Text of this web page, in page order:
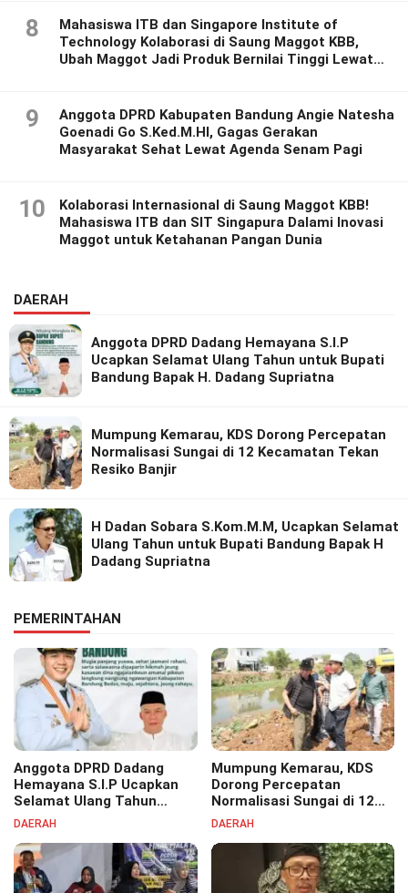
8
Mahasiswa ITB dan Singapore Institute of
Technology Kolaborasi di Saung Maggot KBB,
Ubah Maggot Jadi Produk Bernilai Tinggi Lewat
9
Anggota DPRD Kabupaten Bandung Angie Natesha
Goenadi Go S.Ked.M.HI, Gagas Gerakan
Masyarakat Sehat Lewat Agenda Senam Pagi
10
Kolaborasi Internasional di Saung Maggot KBB!
Mahasiswa ITB dan SIT Singapura Dalami Inovasi
Maggot untuk Ketahanan Pangan Dunia
DAERAH
Anggota DPRD Dadang Hemayana S.I.P
Ucapkan Selamat Ulang Tahun untuk Bupati
Bandung Bapak H. Dadang Supriatna
Mumpung Kemarau, KDS Dorong Percepatan
Normalisasi Sungai di 12 Kecamatan Tekan
Resiko Banjir
H Dadan Sobara S.Kom.M.M, Ucapkan Selamat
Ulang Tahun untuk Bupati Bandung Bapak H
Dadang Supriatna
PEMERINTAHAN
Anggota DPRD Dadang
Hemayana S.I.P Ucapkan
Selamat Ulang Tahun
untuk Bupati Bandung
DAERAH
Mumpung Kemarau, KDS
Dorong Percepatan
Normalisasi Sungai di 12
Kecamatan Tekan Resiko
DAERAH